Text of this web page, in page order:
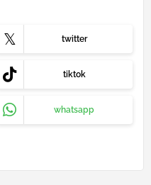
twitter
tiktok
whatsapp